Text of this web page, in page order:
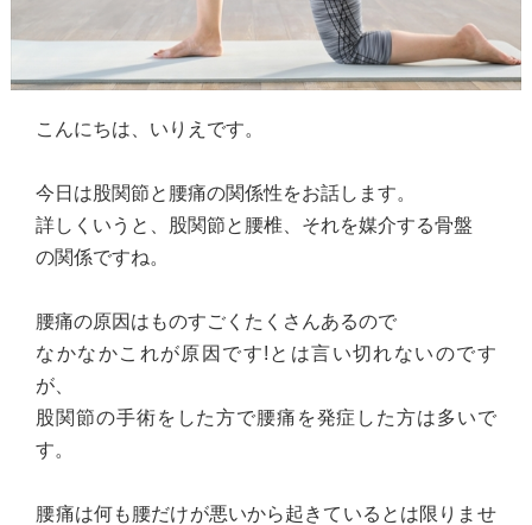
こんにちは、いりえです。
今日は股関節と腰痛の関係性をお話します。
詳しくいうと、股関節と腰椎、それを媒介する骨盤
の関係ですね。
腰痛の原因はものすごくたくさんあるので
なかなかこれが原因です!とは言い切れないのです
が、
股関節の手術をした方で腰痛を発症した方は多いで
す。
腰痛は何も腰だけが悪いから起きているとは限りませ